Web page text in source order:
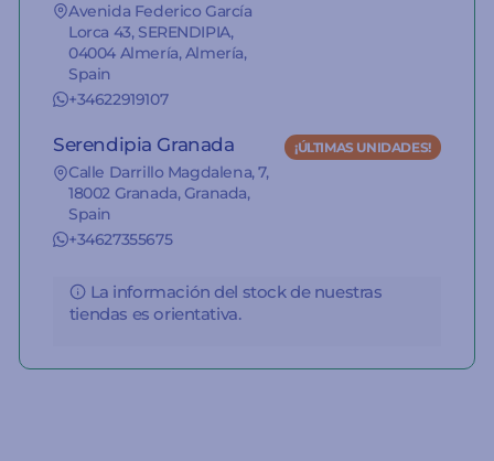
Avenida Federico García
Lorca 43, SERENDIPIA,
04004 Almería, Almería,
Spain
+34622919107
Serendipia Granada
Calle Darrillo Magdalena, 7,
18002 Granada, Granada,
Spain
+34627355675
¡ÚLTIMAS UNIDADES!
La información del stock de nuestras
tiendas es orientativa.